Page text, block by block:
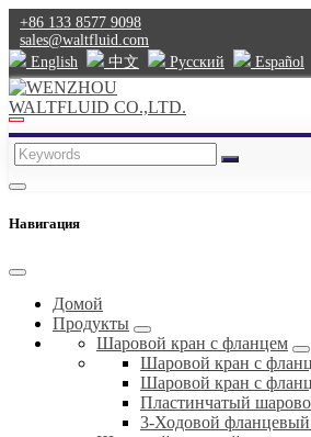
+86 133 8577 9098
sales@waltfluid.com
English
中文 Pусский Español
Навигация
Домой
Продукты
Шаровой кран с фланцем
Шаровой кран с
Шаровой кран с
Пластинчатый
3-Ходовой